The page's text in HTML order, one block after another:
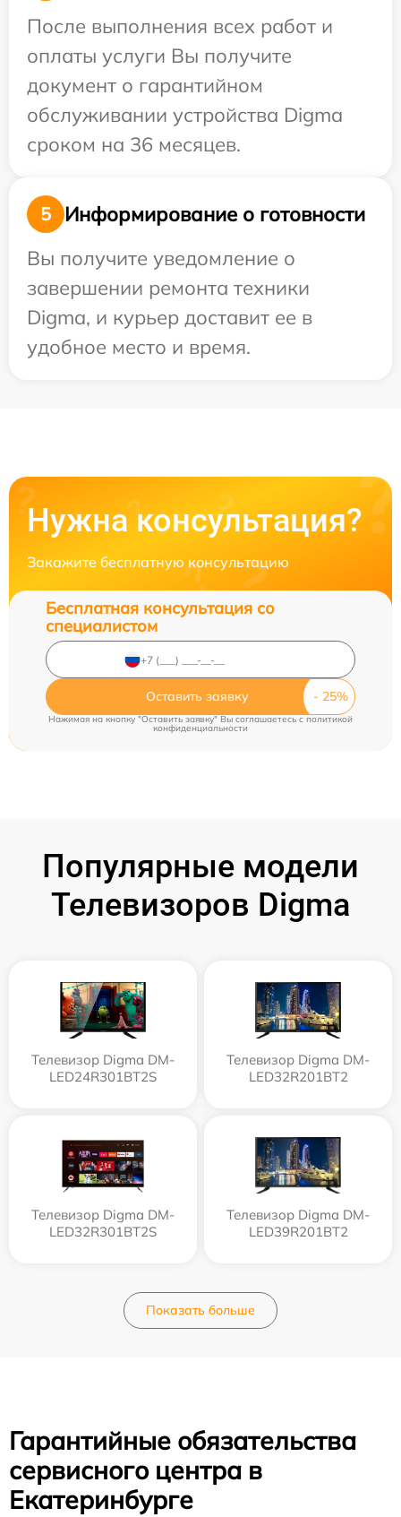
После выполнения всех работ и
оплаты услуги Вы получите
документ о гарантийном
обслуживании устройства Digma
сроком на 36 месяцев.
5
Информирование о готовности
Вы получите уведомление о
завершении ремонта техники
Digma, и курьер доставит ее в
удобное место и время.
Нужна консультация?
Закажите бесплатную консультацию
Бесплатная консультация со
специалистом
Оставить заявку
Нажимая на кнопку "Оставить заявку" Вы соглашаетесь c политикой
конфиденциальности
Популярные модели
Телевизоров Digma
Телевизор Digma DM-
LED24R301BT2S
Телевизор Digma DM-
LED32R201BT2
Телевизор Digma DM-
LED32R301BT2S
Телевизор Digma DM-
LED39R201BT2
Показать больше
Гарантийные обязательства
сервисного центра в
Екатеринбурге